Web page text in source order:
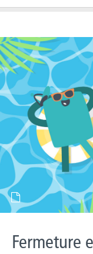
Fermeture